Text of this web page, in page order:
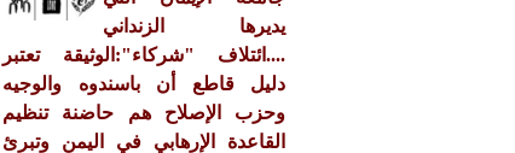
يديرها الزنداني
....ائتلاف "شركاء":الوثيقة تعتبر
دليل قاطع أن باسندوه والوجيه
وحزب الإصلاح هم حاضنة تنظيم
القاعدة الإرهابي في اليمن وتبرئ